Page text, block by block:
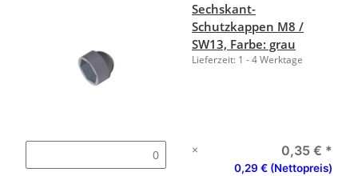
Sechskant-
Schutzkappen M8 /
SW13, Farbe: grau
Lieferzeit: 1 - 4 Werktage
× 0,35 € *
0,29 € (Nettopreis)